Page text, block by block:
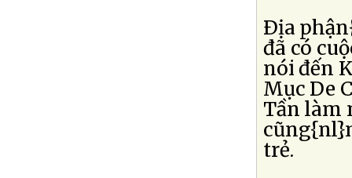
Ðịa
đã có
nói đến
Mục De
Tần làm
trẻ.